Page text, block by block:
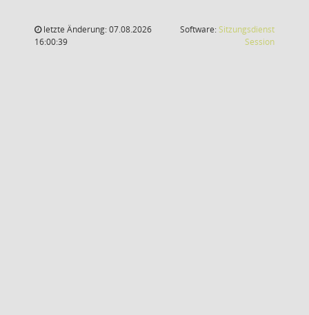
letzte Änderung: 07.08.2026
16:00:39
Software:Sitzungsdienst
Session(Wird in